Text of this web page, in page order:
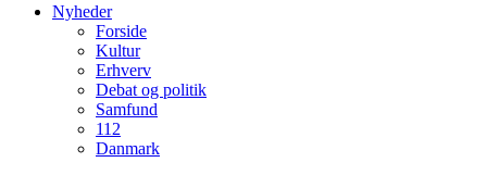
Nyheder
Forside
Kultur
Erhverv
Debat og politik
Samfund
112
Danmark